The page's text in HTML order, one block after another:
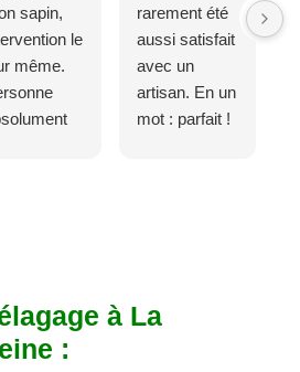
sapin,
le
même.
plus!
rarement été
aussi satisfait
avec un
artisan. En un
mot : parfait !
voisins et
à La
: